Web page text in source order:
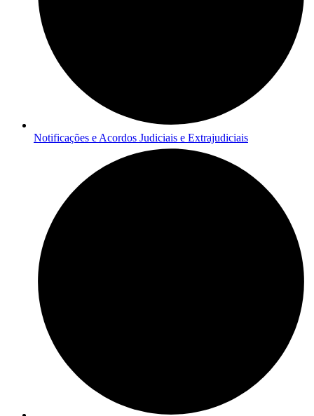
Notificações e Acordos Judiciais e Extrajudiciais